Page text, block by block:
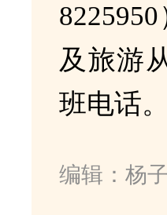
及旅游
班电话。
编辑：杨